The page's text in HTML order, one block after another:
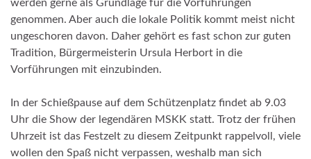
werden gerne als Grundlage für die Vorführungen
genommen. Aber auch die lokale Politik kommt meist nicht
ungeschoren davon. Daher gehört es fast schon zur guten
Tradition, Bürgermeisterin Ursula Herbort in die
Vorführungen mit einzubinden.
In der Schießpause auf dem Schützenplatz findet ab 9.03
Uhr die Show der legendären MSKK statt. Trotz der frühen
Uhrzeit ist das Festzelt zu diesem Zeitpunkt rappelvoll, viele
wollen den Spaß nicht verpassen, weshalb man sich